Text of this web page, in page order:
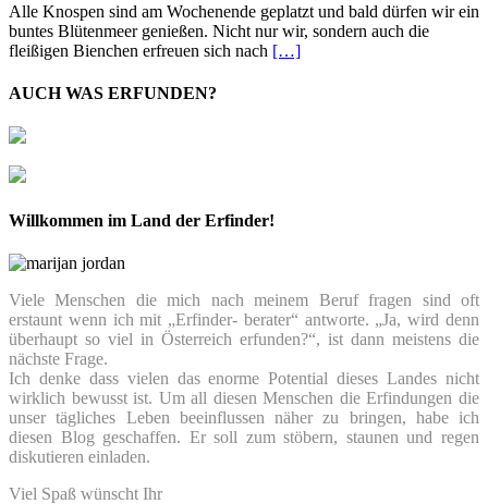
Alle Knospen sind am Wochenende geplatzt und bald dürfen wir ein
buntes Blütenmeer genießen. Nicht nur wir, sondern auch die
fleißigen Bienchen erfreuen sich nach […]
AUCH WAS ERFUNDEN?
Willkommen im Land der Erfinder!
Viele Menschen die mich nach meinem Beruf fragen sind oft
erstaunt wenn ich mit „Erfinder- berater“ antworte. „Ja, wird denn
überhaupt so viel in Österreich erfunden?“, ist dann meistens die
nächste Frage.
Ich denke dass vielen das enorme Potential dieses Landes nicht
wirklich bewusst ist. Um all diesen Menschen die Erfindungen die
unser tägliches Leben beeinflussen näher zu bringen, habe ich
diesen Blog geschaffen. Er soll zum stöbern, staunen und regen
diskutieren einladen.
Viel Spaß wünscht Ihr